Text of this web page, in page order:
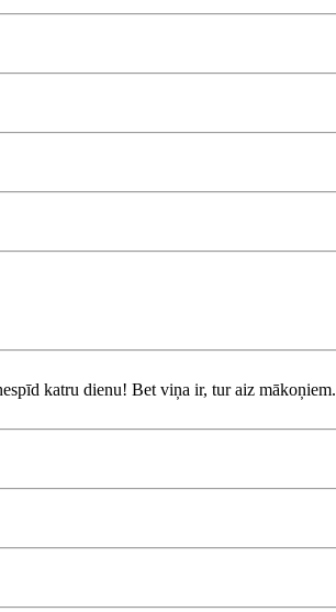
katru dienu! Bet viņa ir, tur aiz mākoņiem.